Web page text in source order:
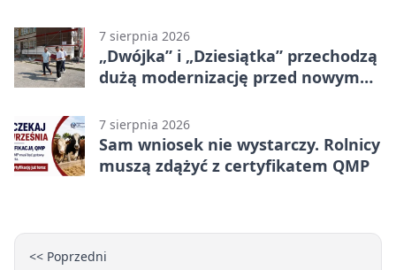
7 sierpnia 2026
„Dwójka” i „Dziesiątka” przechodzą
dużą modernizację przed nowym
7 sierpnia 2026
Sam wniosek nie wystarczy. Rolnicy
muszą zdążyć z certyfikatem QMP
<< Poprzedni